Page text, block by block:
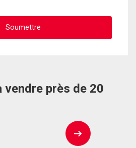
vendre près de 20